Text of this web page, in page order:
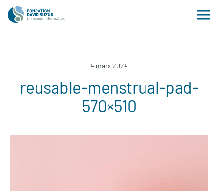
4 mars 2024
reusable-menstrual-pad-
570×510